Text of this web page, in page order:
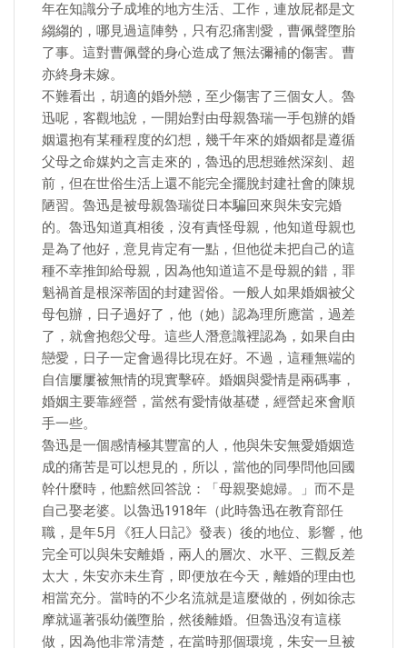
年在知識分子成堆的地方生活、工作，連放屁都是文
縐縐的，哪見過這陣勢，只有忍痛割愛，曹佩聲墮胎
了事。這對曹佩聲的身心造成了無法彌補的傷害。曹
亦終身未嫁。
不難看出，胡適的婚外戀，至少傷害了三個女人。魯
迅呢，客觀地說，一開始對由母親魯瑞一手包辦的婚
姻還抱有某種程度的幻想，幾千年來的婚姻都是遵循
父母之命媒妁之言走來的，魯迅的思想雖然深刻、超
前，但在世俗生活上還不能完全擺脫封建社會的陳規
陋習。魯迅是被母親魯瑞從日本騙回來與朱安完婚
的。魯迅知道真相後，沒有責怪母親，他知道母親也
是為了他好，意見肯定有一點，但他從未把自己的這
種不幸推卸給母親，因為他知道這不是母親的錯，罪
魁禍首是根深蒂固的封建習俗。一般人如果婚姻被父
母包辦，日子過好了，他（她）認為理所應當，過差
了，就會抱怨父母。這些人潛意識裡認為，如果自由
戀愛，日子一定會過得比現在好。不過，這種無端的
自信屢屢被無情的現實擊碎。婚姻與愛情是兩碼事，
婚姻主要靠經營，當然有愛情做基礎，經營起來會順
手一些。
魯迅是一個感情極其豐富的人，他與朱安無愛婚姻造
成的痛苦是可以想見的，所以，當他的同學問他回國
幹什麼時，他黯然回答說：「母親娶媳婦。」而不是
自己娶老婆。以魯迅1918年（此時魯迅在教育部任
職，是年5月《狂人日記》發表）後的地位、影響，他
完全可以與朱安離婚，兩人的層次、水平、三觀反差
太大，朱安亦未生育，即便放在今天，離婚的理由也
相當充分。當時的不少名流就是這麼做的，例如徐志
摩就逼著張幼儀墮胎，然後離婚。但魯迅沒有這樣
做，因為他非常清楚，在當時那個環境，朱安一旦被